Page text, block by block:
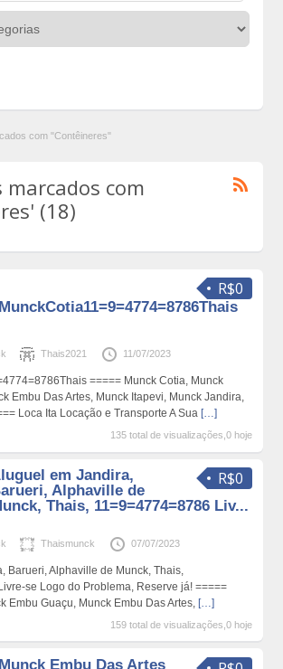
com "Contêineres"
marcados com
(18)
R$0
Thais2021 11/07/2023
===== Munck Cotia, Munck
Embu Das Artes, Munck Itapevi, Munck Jandira,
Loca Ita Locação e Transporte A Sua […]
135 total de visualizações,0 hoje
R$0
em Jandira,
Alphaville de
Thais, 11=9=4774=8786 Liv...
Thaismunck 07/07/2023
Barueri, Alphaville de Munck, Thais,
se Logo do Problema, Reserve já! =====
Embu Guaçu, Munck Embu Das Artes, […]
159 total de visualizações,0 hoje
Embu Das Artes